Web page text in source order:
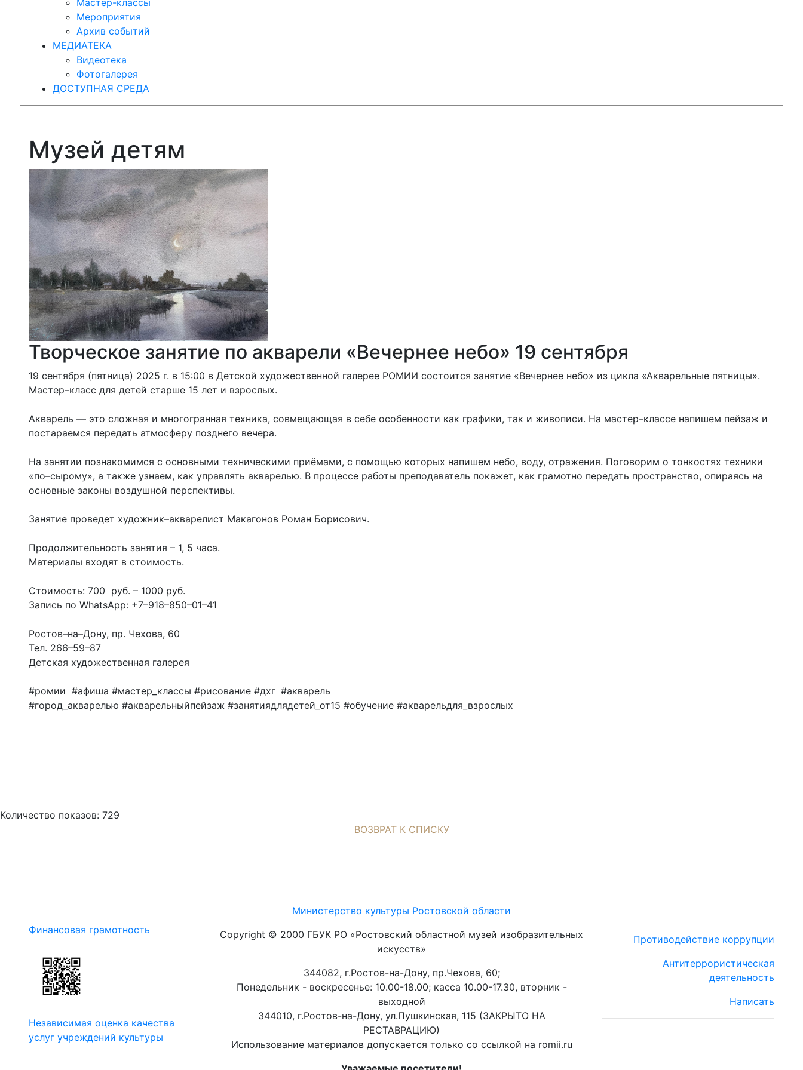
Мастер-классы
Мероприятия
Архив событий
МЕДИАТЕКА
Видеотека
Фотогалерея
ДОСТУПНАЯ СРЕДА
Музей детям
Творческое занятие по акварели «Вечернее небо» 19 сентября
19 сентября (пятница) 2025 г. в 15:00 в Детской художественной галерее РОМИИ состоится занятие «Вечернее небо» из цикла «Акварельные пятницы».
Мастер–класс для детей старше 15 лет и взрослых.
Акварель — это сложная и многогранная техника, совмещающая в себе особенности как графики, так и живописи. На мастер–классе напишем пейзаж и
постараемся передать атмосферу позднего вечера.
На занятии познакомимся с основными техническими приёмами, с помощью которых напишем небо, воду, отражения. Поговорим о тонкостях техники
«по–сырому», а также узнаем, как управлять акварелью. В процессе работы преподаватель покажет, как грамотно передать пространство, опираясь на
основные законы воздушной перспективы.
Занятие проведет художник–акварелист Макагонов Роман Борисович.
Продолжительность занятия – 1, 5 часа.
Материалы входят в стоимость.
Стоимость: 700 руб. – 1000 руб.
Запись по WhatsApp: +7–918–850–01–41
Ростов–на–Дону, пр. Чехова, 60
Тел. 266–59–87
Детская художественная галерея
#ромии #афиша #мастер_классы #рисование #дхг #акварель
#город_акварелью #акварельныйпейзаж #занятиядлядетей_от15 #обучение #акварельдля_взрослых
Количество показов: 729
ВОЗВРАТ К СПИСКУ
Финансовая грамотность
Независимая оценка качества
услуг учреждений культуры
Министерство культуры Ростовской области
Copyright © 2000 ГБУК РО «Ростовский областной музей изобразительных
искусств»
344082, г.Ростов-на-Дону, пр.Чехова, 60;
Понедельник - воскресенье: 10.00-18.00; касса 10.00-17.30, вторник -
выходной
344010, г.Ростов-на-Дону, ул.Пушкинская, 115 (ЗАКРЫТО НА
РЕСТАВРАЦИЮ)
Использование материалов допускается только со ссылкой на romii.ru
Противодействие коррупции
Антитеррористическая
деятельность
Написать